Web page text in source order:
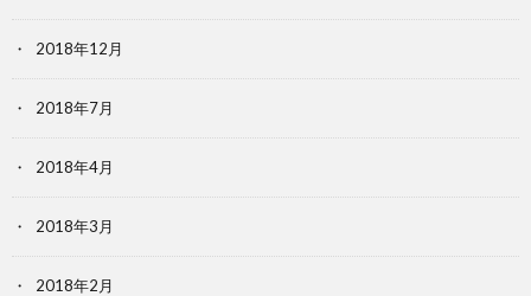
2018年12月
2018年7月
2018年4月
2018年3月
2018年2月